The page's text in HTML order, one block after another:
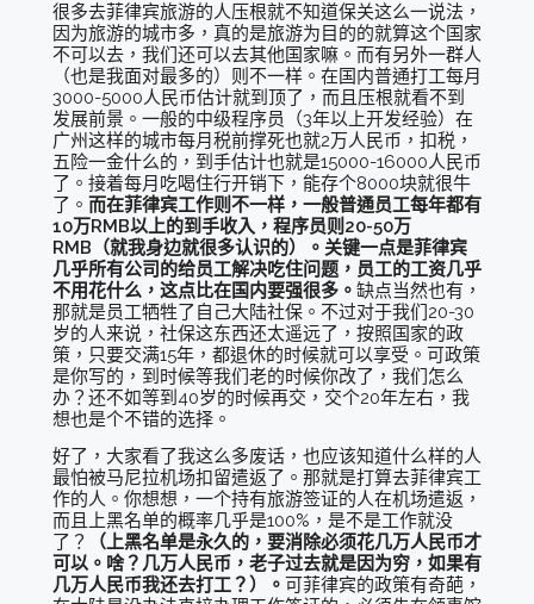
很多去菲律宾旅游的人压根就不知道保关这么一说法，
因为旅游的城市多，真的是旅游为目的的就算这个国家
不可以去，我们还可以去其他国家嘛。而有另外一群人
（也是我面对最多的）则不一样。在国内普通打工每月
3000-5000人民币估计就到顶了，而且压根就看不到
发展前景。一般的中级程序员（3年以上开发经验）在
广州这样的城市每月税前撑死也就2万人民币，扣税，
五险一金什么的，到手估计也就是15000-16000人民币
了。接着每月吃喝住行开销下，能存个8000块就很牛
了。 而在菲律宾工作则不一样，一般普通员工每年都有
10万RMB以上的到手收入，程序员则20-50万
RMB（就我身边就很多认识的）。关键一点是菲律宾
几乎所有公司的给员工解决吃住问题，员工的工资几乎
不用花什么，这点比在国内要强很多。 缺点当然也有，
那就是员工牺牲了自己大陆社保。不过对于我们20-30
岁的人来说，社保这东西还太遥远了，按照国家的政
策，只要交满15年，都退休的时候就可以享受。可政策
是你写的，到时候等我们老的时候你改了，我们怎么
办？还不如等到40岁的时候再交，交个20年左右，我
想也是个不错的选择。
好了，大家看了我这么多废话，也应该知道什么样的人
最怕被马尼拉机场扣留遣返了。那就是打算去菲律宾工
作的人。你想想，一个持有旅游签证的人在机场遣返，
而且上黑名单的概率几乎是100%，是不是工作就没
了？
（上黑名单是永久的，要消除必须花几万人民币才
可以。啥？几万人民币，老子过去就是因为穷，如果有
几万人民币我还去打工？）。 可菲律宾的政策有奇葩，